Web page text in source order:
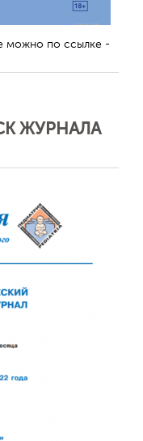
можно по ссылке -
ЖУРНАЛА